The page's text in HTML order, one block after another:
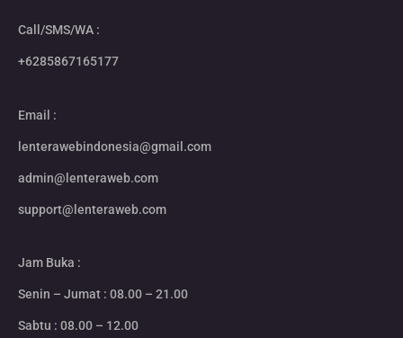
Call/SMS/WA :
+6285867165177
Email :
lenterawebindonesia@gmail.com
admin@lenteraweb.com
support@lenteraweb.com
Jam Buka :
Senin – Jumat : 08.00 – 21.00
Sabtu : 08.00 – 12.00